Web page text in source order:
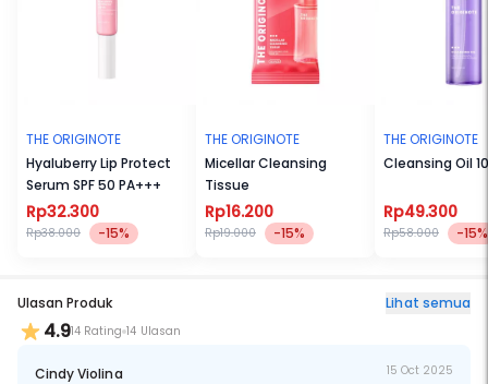
THE ORIGINOTE
Hyaluberry Lip Protect
Serum SPF 50 PA+++
Rp32.300
Rp38.000 -15%
THE ORIGINOTE
Micellar Cleansing
Tissue
Rp16.200
Rp19.000 -15%
THE ORIGINOTE
Cleansing Oil
Rp49.300
Rp58.000 -15%
Ulasan Produk Lihat semua
4.914 Rating 14 Ulasan
Cindy Violina 15 Oct 2025